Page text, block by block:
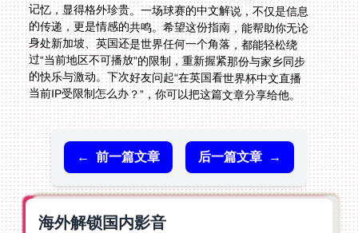
当前IP受限制怎么办？”，你可以把这篇文章分享给他。
← 前一篇文章 后一篇文章 →
海外解锁国内影音